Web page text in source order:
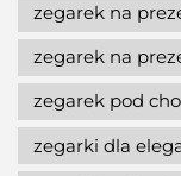
zegarek na
zegarek na
zegarek pod
zegarki dla